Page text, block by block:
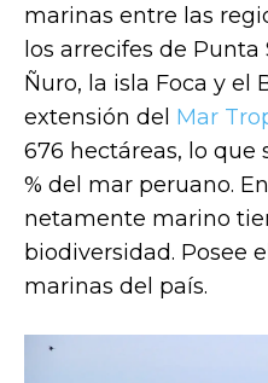
marinas entre las
los arrecifes de Punta
Ñuro, la isla Foca y el
extensión del Mar
676 hectáreas, lo que
% del mar peruano.
netamente marino
biodiversidad. Posee
marinas del país.